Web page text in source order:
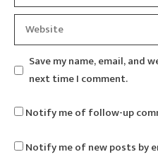
Website
Save my name, email,
next time I comment.
Notify me of follow-up
Notify me of new posts by